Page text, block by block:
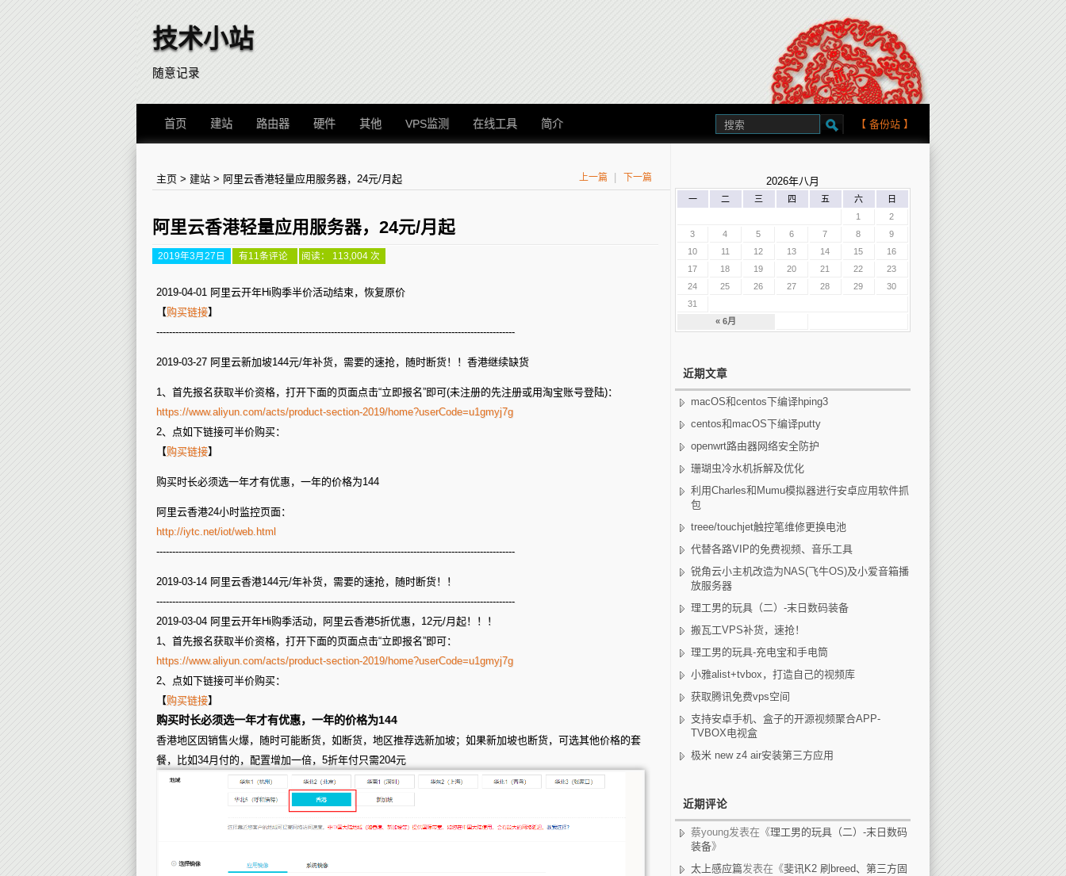
技术小站
随意记录
首页 建站 路由器 硬件 其他 VPS监测 在线工具 简介 【 备份站 】
主页 > 建站 > 阿里云香港轻量应用服务器，24元/月起 上一篇 下一篇
阿里云香港轻量应用服务器，24元/月起
2019年3月27日
阿
里
香
港
应
服
务
24
元/
月
有11条评论 阅读： 113,004 次
2019-04-01 阿里云开年Hi购季半价活动结束，恢复原价
【购买链接】
-----------------------------------------------------------------------------------------------------------------
2019-03-27 阿里云新加坡144元/年补货，需要的速抢，随时断货！！香港继续缺货
1、首先报名获取半价资格，打开下面的页面点击“立即报名”即可(未注册的先注册或用淘宝账号登陆)：
https://www.aliyun.com/acts/product-section-2019/home?userCode=u1gmyj7g
2、点如下链接可半价购买：
【购买链接】
购买时长必须选一年才有优惠，一年的价格为144
阿里云香港24小时监控页面：
http://iytc.net/iot/web.html
-----------------------------------------------------------------------------------------------------------------
2019-03-14 阿里云香港144元/年补货，需要的速抢，随时断货！！
-----------------------------------------------------------------------------------------------------------------
2019-03-04 阿里云开年Hi购季活动，阿里云香港5折优惠，12元/月起！！！
1、首先报名获取半价资格，打开下面的页面点击“立即报名”即可：
https://www.aliyun.com/acts/product-section-2019/home?userCode=u1gmyj7g
2、点如下链接可半价购买：
【购买链接】
购买时长必须选一年才有优惠，一年的价格为144
香港地区因销售火爆，随时可能断货，如断货，地区推荐选新加坡；如果新加坡也断货，可选其他价格的套
餐，比如34月付的，配置增加一倍，5折年付只需204元
2026年八月
一 二 三 四 五 六 日
« 6月
1
2
3
4 5 6 7 8
9
10
11 12 13 14 15
16
17
18 19 20 21 22
23
24
25 26 27 28 29
30
31
近期文章
macOS和centos下编译hping3
centos和macOS下编译putty
openwrt路由器网络安全防护
珊瑚虫冷水机拆解及优化
利用Charles和Mumu模拟器进行安卓应用软件抓
包
treee/touchjet触控笔维修更换电池
代替各路VIP的免费视频、音乐工具
锐角云小主机改造为NAS(飞牛OS)及小爱音箱播
放服务器
理工男的玩具（二）-末日数码装备
搬瓦工VPS补货，速抢！
理工男的玩具-充电宝和手电筒
小雅alist+tvbox，打造自己的视频库
获取腾讯免费vps空间
支持安卓手机、盒子的开源视频聚合APP-
TVBOX电视盒
极米 new z4 air安装第三方应用
近期评论
蔡young发表在《理工男的玩具（二）-末日数码
装备》
太上感应篇发表在《斐讯K2 刷breed、第三方固